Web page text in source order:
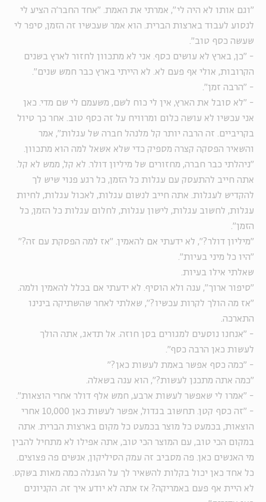
"וגם אותו לא היה לי", אמרתי את האמת. "אחד החבר'ה הציע לי
לנסוע לעבוד בארצות הברית. הוא אמר שעכשיו זה הזמן, סיפר לי
שעשה כסף טוב".
- "כן, בארץ לא עושים כסף. אני לא מתכוון לחזור לארץ בשנים
הקרובות, אולי אף פעם לא. לא הייתי בארץ כבר חמש שנים".
- "הרבה זמן".
- "לא סובל את הארץ, אין לי כוח לשם, משעמם לי שם מדי. כאן
אני עכשיו לא עושה כלום ומרוויח על זה כסף טוב. אחר כך טיול
בקריביים. זה הרבה יותר קל מלנהל חברה של עגלות", אמר
והשאיר הפסקה קצרה מספיק כדי שלא אשאל למה הוא מתכוון.
"ניהלתי כבר חברה, מחזורים של מיליון דולר. לא קל, ממש לא קל.
אתה חייב להתעסק עם עגלות כל הזמן, כל רגע פנוי שיש לך
להקדיש לעגלות. אתה חייב לנשום עגלות, לאכול עגלות, לחיות
עגלות, לחשוב עגלות, לישון עגלות, לחלום עגלות כל הזמן, כל
הזמן".
"מיליון דולר?", לא ידעתי אם להאמין. "אז למה הפסקת עם זה?"
"היו כל מיני בעיות".
שאלתי אילו בעיות.
"סיפור ארוך", ענה ולא הוסיף. לא ידעתי אם בכלל להאמין ולמה.
"אז מה הולך לקרות עכשיו?", שאלתי לאחר שהשתיקה בינינו
התארכה.
- "אנחנו נוסעים למגורים בסן חוזה. אל תדאג, אתה הולך
לעשות כאן הרבה כסף".
- "כמה כסף אפשר באמת לעשות כאן?"
"כמה אתה מתכנן לעשות?", הוא ענה בשאלה.
- "אמרו לי שאפשר לעשות ארבע, חמש אלף דולר אחרי הוצאות".
- "זה כסף קטן. תחשוב בגדול, אפשר לעשות כאן 10,000 אחרי
הוצאות, בכמעט כל מוצר בכמעט כל מקום בארצות הברית. אתה
במקום הכי טוב, עם המוצר הכי טוב, אתה אפילו לא מתחיל להבין
מי האנשים כאן. פה מסביב זה עמק הסיליקון, אנשים פה פצוצים.
כל אחד כאן יכול בקלות להשאיר לך על העגלה כמה מאות בשקט.
לא היית אף פעם באמריקה? אז אתה לא יודע איך זה. הקניונים